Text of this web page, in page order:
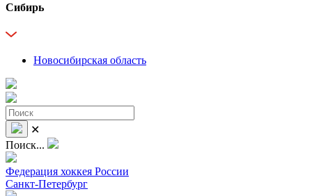
Сибирь
Новосибирская область
✕
Поиск...
Федерация хоккея России
Санкт-Петербург